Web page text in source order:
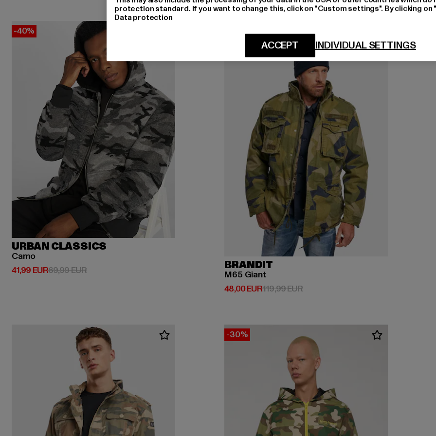
-40%
URBAN CLASSICS
Camo
41,99 EUR
Derzeitiger Preis: 41,99 EUR
69,99 EURAktionspreis: 69,99 EUR
-60%
BRANDIT
M65 Giant
48,00 EUR
Derzeitiger Preis: 48,00 EUR
119,99 EURAktionspreis: 119,99 EUR
-30%
protection standard. If you want to change this, click on "Custom settings". By clicking
Data protection
INDIVIDUAL SETTINGS
ACCEPT